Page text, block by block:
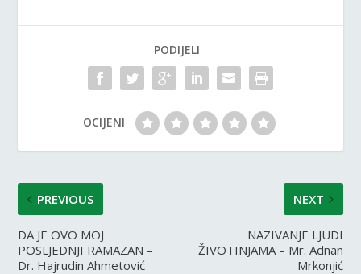
PODIJELI
OCIJENI
PREVIOUS
DA JE OVO MOJ
POSLJEDNJI RAMAZAN –
Dr. Hajrudin Ahmetović
NEXT
NAZIVANJE LJUDI
ŽIVOTINJAMA – Mr. Adnan
Mrkonjić